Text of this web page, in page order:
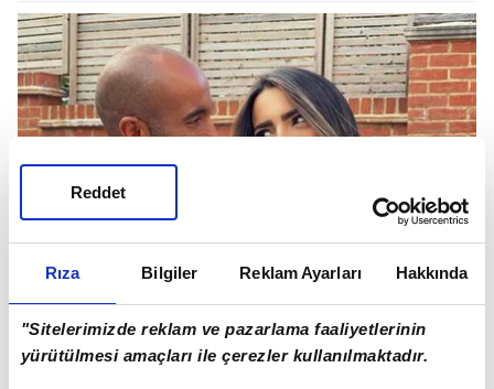
Rıza Bilgiler Reklam Ayarları Hakkında
"Sitelerimizde reklam ve pazarlama faaliyetlerinin
yürütülmesi amaçları ile çerezler kullanılmaktadır.
Reddet